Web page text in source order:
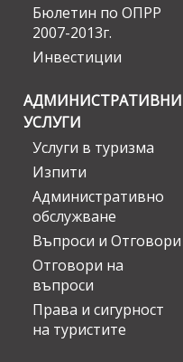
Бюлетин по ОПРР
2007-2013г.
Инвестиции
АДМИНИСТРАТИВНИ
УСЛУГИ
Услуги в туризма
Изпити
Административно
обслужване
Въпроси и Отговори
Отговори на
въпроси
Права и сигурност
на туристите